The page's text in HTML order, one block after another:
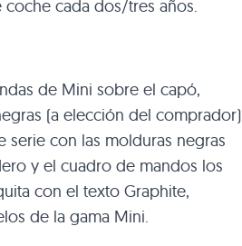
cada dos/tres años.
de Mini sobre el capó,
(a elección del comprador)
con las molduras negras
y el cuadro de mandos los
con el texto Graphite,
de la gama Mini.